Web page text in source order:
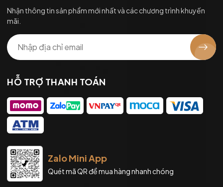
Nhận thông tin sản phẩm mới nhất và các chương trình khuyến
mãi.
HỖ TRỢ THANH TOÁN
Zalo Mini App
Quét mã QR để mua hàng nhanh chóng